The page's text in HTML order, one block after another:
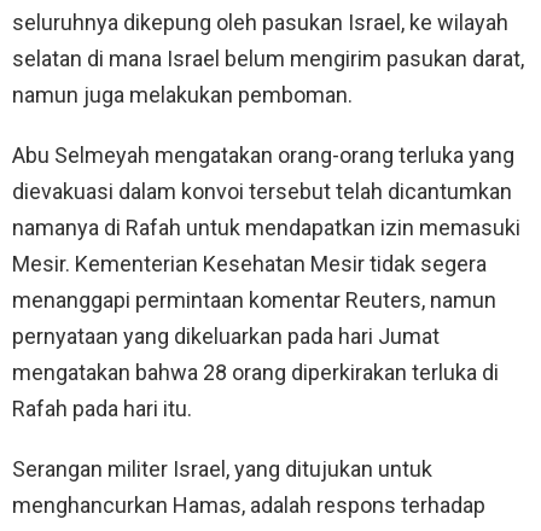
seluruhnya dikepung oleh pasukan Israel, ke wilayah
selatan di mana Israel belum mengirim pasukan darat,
namun juga melakukan pemboman.
Abu Selmeyah mengatakan orang-orang terluka yang
dievakuasi dalam konvoi tersebut telah dicantumkan
namanya di Rafah untuk mendapatkan izin memasuki
Mesir. Kementerian Kesehatan Mesir tidak segera
menanggapi permintaan komentar Reuters, namun
pernyataan yang dikeluarkan pada hari Jumat
mengatakan bahwa 28 orang diperkirakan terluka di
Rafah pada hari itu.
Serangan militer Israel, yang ditujukan untuk
menghancurkan Hamas, adalah respons terhadap